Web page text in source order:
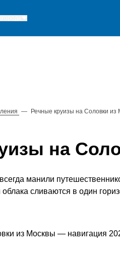
— Речные круизы на Соловки
на
манили
сливаются в один